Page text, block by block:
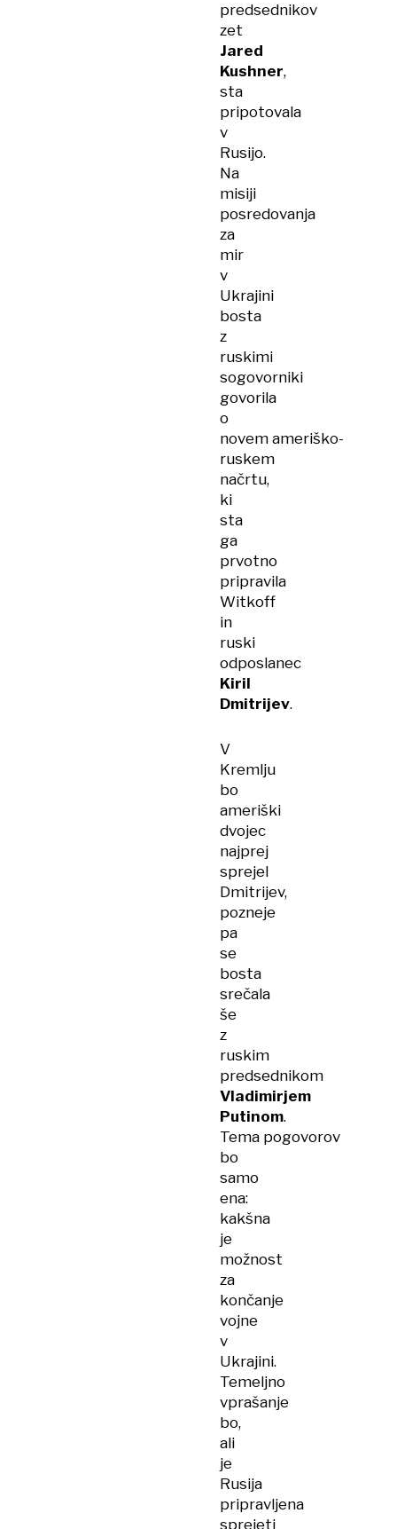
predsednikov
zet
Jared
Kushner,
sta
pripotovala
v
Rusijo.
Na
misiji
posredovanja
za
mir
v
Ukrajini
bosta
z
ruskimi
sogovorniki
govorila
o
novem ameriško-
ruskem
načrtu,
ki
sta
ga
prvotno
pripravila
Witkoff
in
ruski
odposlanec
Kiril
Dmitrijev.
V
Kremlju
bo
ameriški
dvojec
najprej
sprejel
Dmitrijev,
pozneje
pa
se
bosta
srečala
še
z
ruskim
predsednikom
Vladimirjem
Putinom.
Tema pogovorov
bo
samo
ena:
kakšna
je
možnost
za
končanje
vojne
v
Ukrajini.
Temeljno
vprašanje
bo,
ali
je
Rusija
pripravljena
sprejeti